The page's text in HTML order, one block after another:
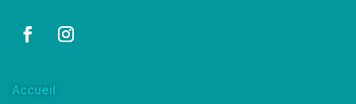
Accueil